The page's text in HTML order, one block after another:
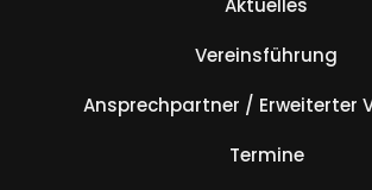
Aktuelles
Vereinsführung
Ansprechpartner / Erweiterter
Termine